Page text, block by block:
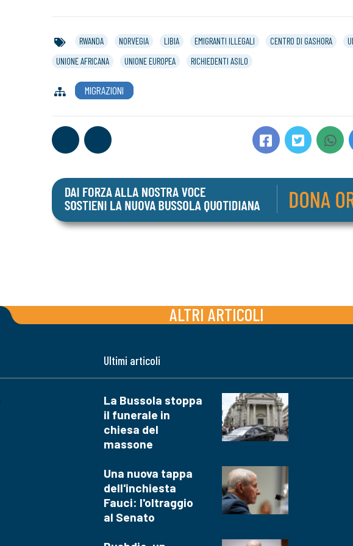
RWANDA NORVEGIA LIBIA EMIGRANTI ILLEGALI CENTRO DI GASHORA
UNIONE AFRICANA
UNIONE EUROPEA RICHIEDENTI ASILO
MIGRAZIONI
ALTRI ARTICOLI
Ultimi articoli
La Bussola stoppa
il funerale in
chiesa del
massone
Una nuova tappa
dell'inchiesta
Fauci: l'oltraggio
al Senato